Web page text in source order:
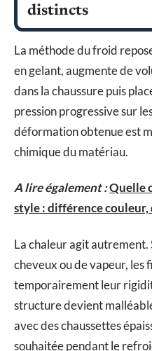
distincts
La méthode du froid
en gelant, augmente de
dans la chaussure puis
pression progressive sur
déformation obtenue est
chimique du matériau.
A lire également :Quelle
style : différence couleur,
La chaleur agit autrement.
cheveux ou de vapeur, les
temporairement leur
structure devient
avec des chaussettes
souhaitée pendant le